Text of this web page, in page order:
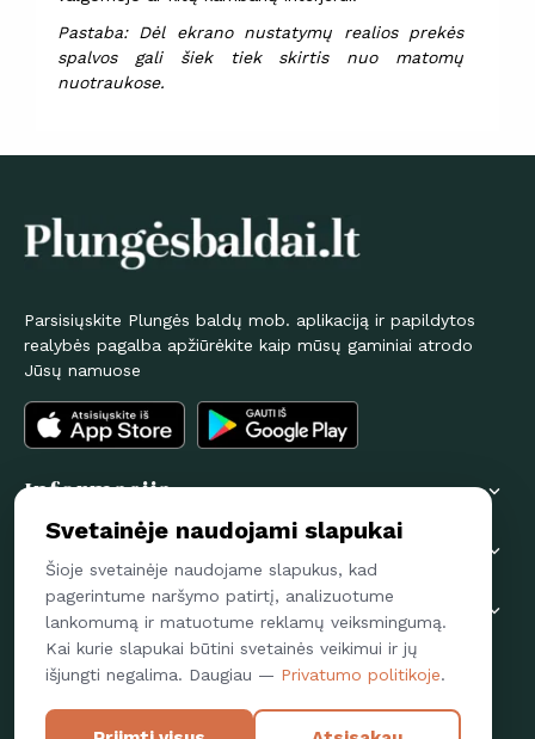
Pastaba: Dėl ekrano nustatymų realios prekės
spalvos gali šiek tiek skirtis nuo matomų
nuotraukose.
Parsisiųskite Plungės baldų mob. aplikaciją ir papildytos
realybės pagalba apžiūrėkite kaip mūsų gaminiai atrodo
Jūsų namuose
Informacija 
Pirkėjams 
Susisiekime 
Sekite mus
FACEBOOK
Svetainėje naudojami slapukai
Šioje svetainėje naudojame slapukus, kad
pagerintume naršymo patirtį, analizuotume
lankomumą ir matuotume reklamų veiksmingumą.
Kai kurie slapukai būtini svetainės veikimui ir jų
išjungti negalima. Daugiau — Privatumo politikoje.